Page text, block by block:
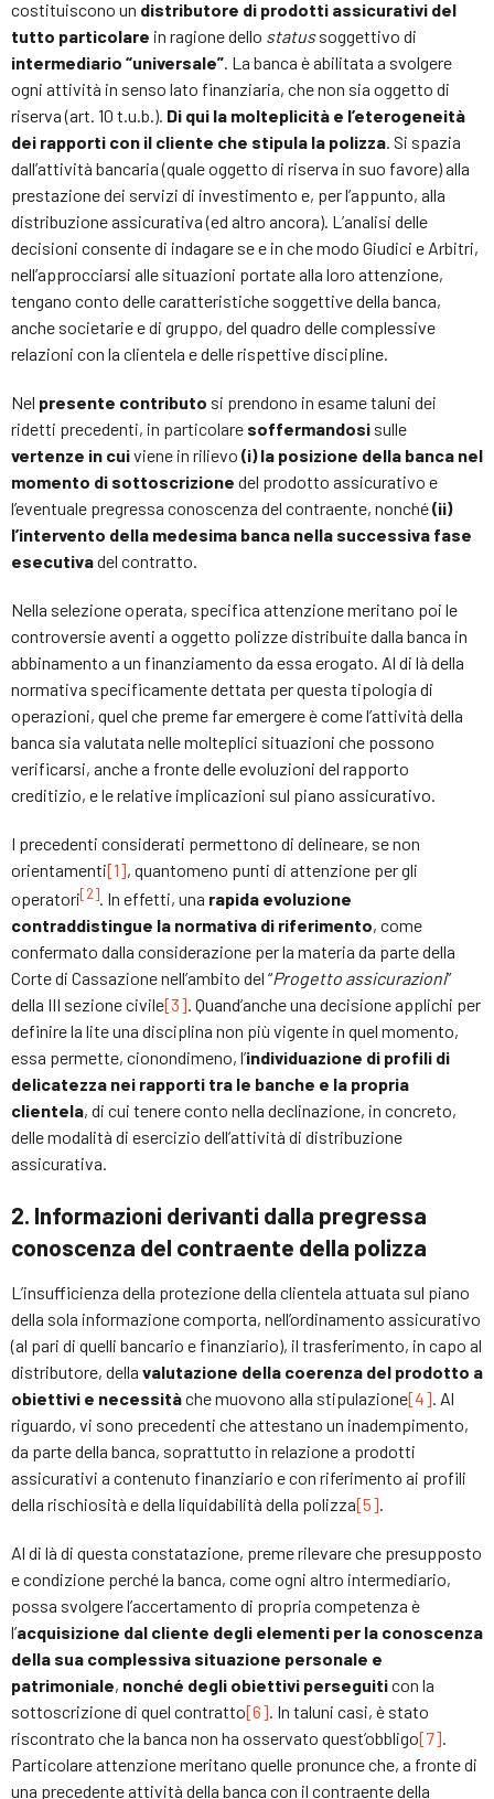
costituiscono un distributore di prodotti assicurativi del
tutto particolare in ragione dello statussoggettivo di
intermediario “universale” . La banca è abilitata a svolgere
ogni attività in senso lato finanziaria, che non sia oggetto di
riserva (art. 10 t.u.b.). Di qui la molteplicità e l’eterogeneità
dei rapporti con il cliente che stipula la polizza . Si spazia
dall’attività bancaria (quale oggetto di riserva in suo favore) alla
prestazione dei servizi di investimento e, per l’appunto, alla
distribuzione assicurativa (ed altro ancora). L’analisi delle
decisioni consente di indagare se e in che modo Giudici e Arbitri,
nell’approcciarsi alle situazioni portate alla loro attenzione,
tengano conto delle caratteristiche soggettive della banca,
anche societarie e di gruppo, del quadro delle complessive
relazioni con la clientela e delle rispettive discipline.
Nel presente contributo si prendono in esame taluni dei
ridetti precedenti, in particolare soffermandosi sulle
vertenze in cuiviene in rilievo (i) la posizione della banca nel
momento di sottoscrizione del prodotto assicurativo e
l’eventuale pregressa conoscenza del contraente, nonché(ii)
l’intervento della medesima banca nella successiva fase
esecutivadel contratto.
Nella selezione operata, specifica attenzione meritano poi le
controversie aventi a oggetto polizze distribuite dalla banca in
abbinamento a un finanziamento da essa erogato. Al di là della
normativa specificamente dettata per questa tipologia di
operazioni, quel che preme far emergere è come l’attività della
banca sia valutata nelle molteplici situazioni che possono
verificarsi, anche a fronte delle evoluzioni del rapporto
creditizio, e le relative implicazioni sul piano assicurativo.
I precedenti considerati permettono di delineare, se non
orientamenti[1], quantomeno punti di attenzione per gli
operatori[2]. In effetti, una rapida evoluzione
contraddistingue la normativa di riferimento, come
confermato dalla considerazione per la materia da parte della
Corte di Cassazione nell’ambito del “Progetto assicurazioni”
della III sezione civile[3]. Quand’anche una decisione applichi per
definire la lite una disciplina non più vigente in quel momento,
essa permette, cionondimeno, l’individuazione di profili di
delicatezza nei rapporti tra le banche e la propria
clientela, di cui tenere conto nella declinazione, in concreto,
delle modalità di esercizio dell’attività di distribuzione
assicurativa.
2. Informazioni derivanti dalla pregressa
conoscenza del contraente della polizza
L’insufficienza della protezione della clientela attuata sul piano
della sola informazione comporta, nell’ordinamento assicurativo
(al pari di quelli bancario e finanziario), il trasferimento, in capo al
distributore, della valutazione della coerenza del prodotto a
obiettivi e necessitàche muovono alla stipulazione[4]. Al
riguardo, vi sono precedenti che attestano un inadempimento,
da parte della banca, soprattutto in relazione a prodotti
assicurativi a contenuto finanziario e con riferimento ai profili
della rischiosità e della liquidabilità della polizza[5].
Al di là di questa constatazione, preme rilevare che presupposto
e condizione perché la banca, come ogni altro intermediario,
possa svolgere l’accertamento di propria competenza è
l’acquisizione dal cliente degli elementi per la conoscenza
della sua complessiva situazione personale e
patrimoniale, nonché degli obiettivi perseguiticon la
sottoscrizione di quel contratto[6]. In taluni casi, è stato
riscontrato che la banca non ha osservato quest’obbligo[7].
Particolare attenzione meritano quelle pronunce che, a fronte di
una precedente attività della banca con il contraente della